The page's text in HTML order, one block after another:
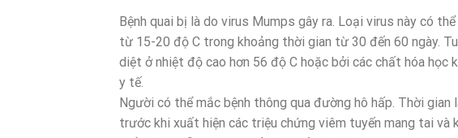
Bệnh quai bị là do virus Mumps gây ra. Loại virus này có
từ 15-20 độ C trong khoảng thời gian từ 30 đến 60 ngày.
diệt ở nhiệt độ cao hơn 56 độ C hoặc bởi các chất hóa
y tế.
Người có thể mắc bệnh thông qua đường hô hấp. Thời gian
trước khi xuất hiện các triệu chứng viêm tuyến mang tai và